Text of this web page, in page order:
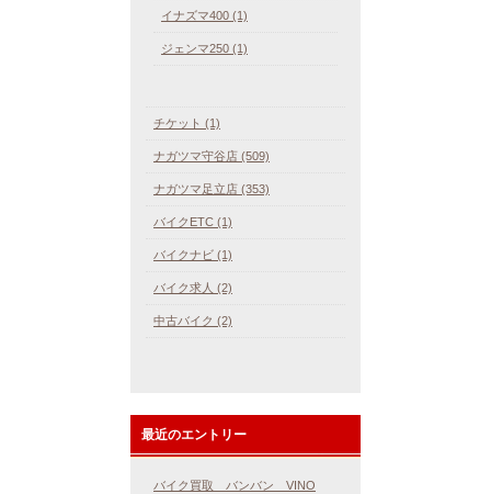
イナズマ400 (1)
ジェンマ250 (1)
チケット (1)
ナガツマ守谷店 (509)
ナガツマ足立店 (353)
バイクETC (1)
バイクナビ (1)
バイク求人 (2)
中古バイク (2)
最近のエントリー
バイク買取 バンバン VINO